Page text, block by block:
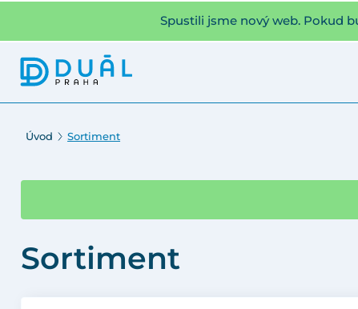
Spustili jsme nový web. Pokud
Úvod Sortiment
Sortiment